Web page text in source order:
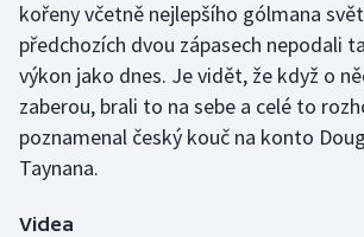
Krasobruslení
Lezení
Lyže a snowboard
kořeny včetně nejlepšího gólmana
předchozích dvou zápasech nepodali
výkon jako dnes. Je vidět, že když o
zaberou, brali to na sebe a celé to
poznamenal český kouč na konto
Taynana.
Videa